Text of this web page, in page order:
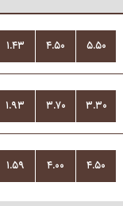
۱.۴۳ ۴.۵۰ ۵.۵۰
۱.۹۳ ۳.۷۰ ۳.۳۰
۱.۵۹ ۴.۰۰ ۴.۵۰